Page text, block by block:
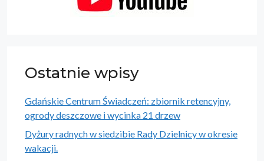
Ostatnie wpisy
Gdańskie Centrum Świadczeń: zbiornik retencyjny,
ogrody deszczowe i wycinka 21 drzew
Dyżury radnych w siedzibie Rady Dzielnicy w okresie
wakacji.